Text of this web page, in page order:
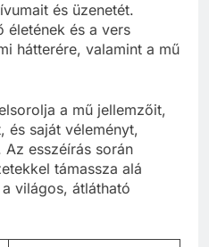
és üzenetét.
életének és a vers
hátterére, valamint a mű
a mű jellemzőit,
és saját véleményt,
esszéírás során
támassza alá
világos, átlátható